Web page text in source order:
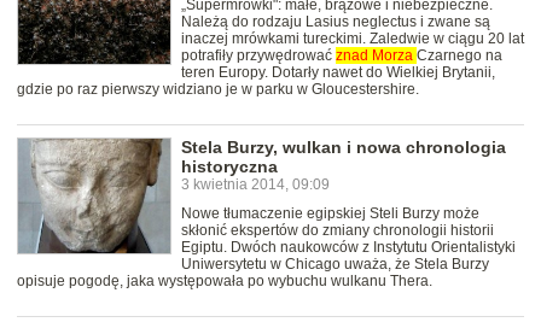
„Supermrówki": małe, brązowe i niebezpieczne.
Należą do rodzaju Lasius neglectus i zwane są
inaczej mrówkami tureckimi. Zaledwie w ciągu 20 lat
potrafiły przywędrować znad Morza Czarnego na
teren Europy. Dotarły nawet do Wielkiej Brytanii,
gdzie po raz pierwszy widziano je w parku w Gloucestershire.
Stela Burzy, wulkan i nowa chronologia
historyczna
3 kwietnia 2014, 09:09
Nowe tłumaczenie egipskiej Steli Burzy może
skłonić ekspertów do zmiany chronologii historii
Egiptu. Dwóch naukowców z Instytutu Orientalistyki
Uniwersytetu w Chicago uważa, że Stela Burzy
opisuje pogodę, jaka występowała po wybuchu wulkanu Thera.